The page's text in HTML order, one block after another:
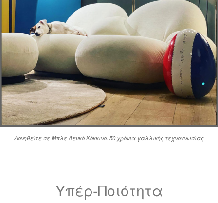
Δονηθείτε σε Μπλε Λευκό Κόκκινο. 50 χρόνια γαλλικής τεχνογνωσίας
Υπέρ-Ποιότητα